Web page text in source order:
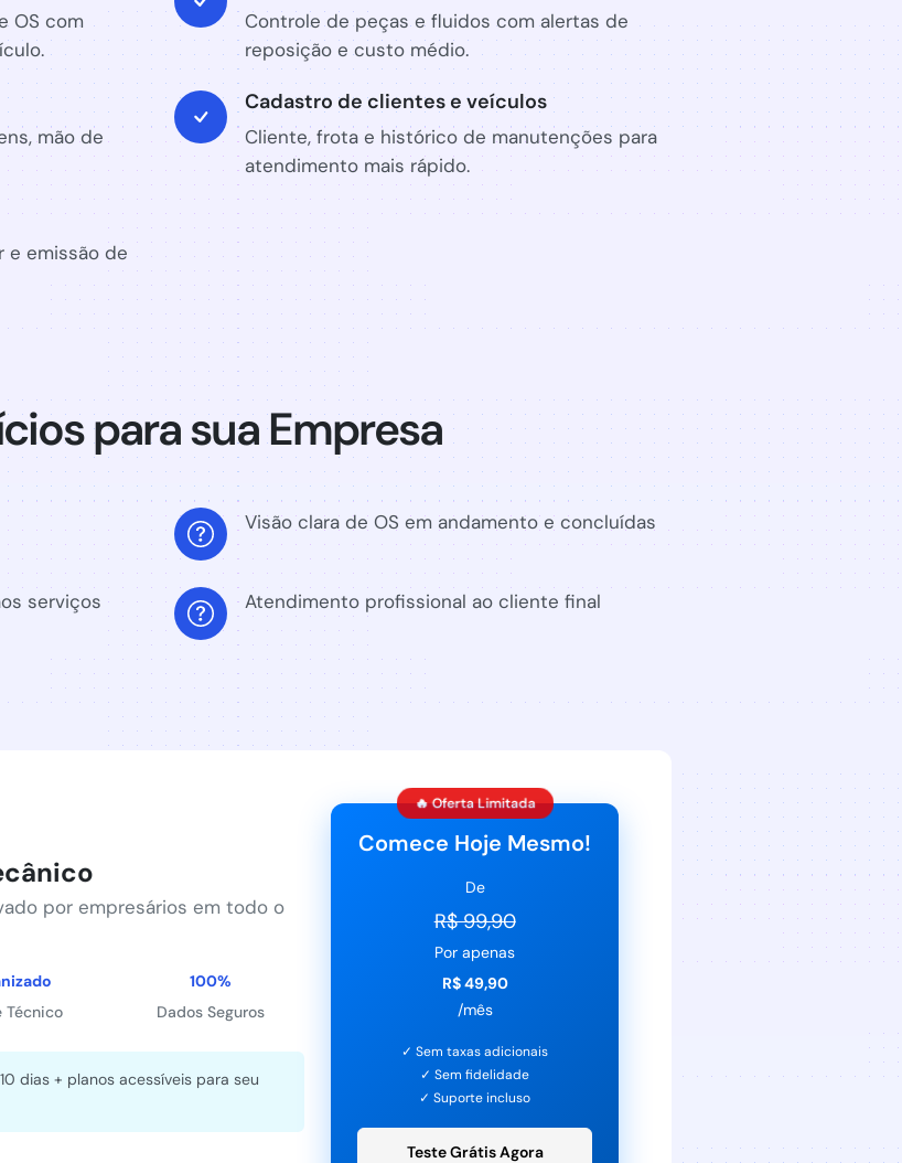
OS com
Controle de peças e fluidos com alertas de
reposição e custo médio.
mão de
Cadastro de clientes e veículos
Cliente, frota e histórico de manutenções para
atendimento mais rápido.
e emissão de
para sua Empresa
Visão clara de OS em andamento e concluídas
serviços Atendimento profissional ao cliente final
por empresários em todo o
Técnico
100%
Dados Seguros
dias + planos acessíveis para seu
Comece Hoje Mesmo!
De
R$ 99,90
Por apenas
R$ 49,90
/mês
✓ Sem taxas adicionais
✓ Sem fidelidade
✓ Suporte incluso
Teste Grátis Agora
🔥 Oferta Limitada